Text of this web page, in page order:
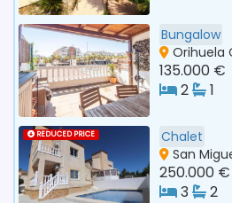
Bungalow
Orihuela
135.000 €
2
1
REDUCED PRICE
Chalet
San
250.000 €
3
2